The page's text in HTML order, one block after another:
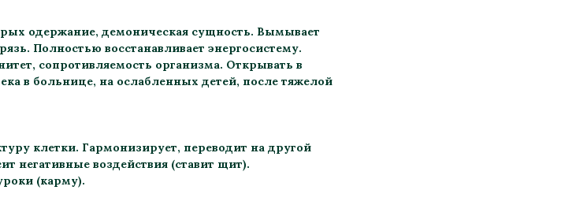
одержание, демоническая сущность. Вымывает
Полностью восстанавливает энергосистему.
сопротивляемость организма. Открывать в
в больнице, на ослабленных детей, после тяжелой
клетки. Гармонизирует, переводит на другой
негативные воздействия (ставит щит).
(карму).